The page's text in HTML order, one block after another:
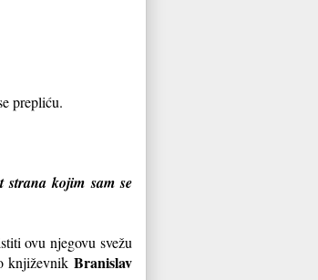
prepliću.
strana kojim sam se
ovu njegovu svežu
književnik Branislav